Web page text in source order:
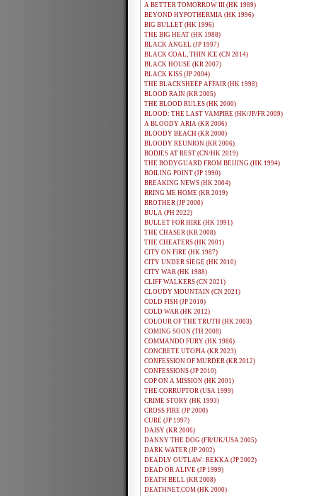
A BETTER TOMORROW III (HK 1989)
BEYOND HYPOTHERMIA (HK 1996)
BIG BULLET (HK 1996)
THE BIG HEAT (HK 1988)
BLACK ANGEL (JP 1997)
BLACK COAL, THIN ICE (CN 2014)
BLACK HOUSE (KR 2007)
BLACK KISS (JP 2004)
THE BLACKSHEEP AFFAIR (HK 1998)
BLOOD RAIN (KR 2005)
THE BLOOD RULES (HK 2000)
BLOOD: THE LAST VAMPIRE (HK/JP/FR 2009)
A BLOODY ARIA (KR 2006)
BLOODY BEACH (KR 2000)
BLOODY REUNION (KR 2006)
BODIES AT REST (CN/HK 2019)
THE BODYGUARD FROM BEIJING (HK 1994)
BOILING POINT (JP 1990)
BREAKING NEWS (HK 2004)
BRING ME HOME (KR 2019)
BROTHER (JP 2000)
BULA (PH 2022)
BULLET FOR HIRE (HK 1991)
THE CHASER (KR 2008)
THE CHEATERS (HK 2001)
CITY ON FIRE (HK 1987)
CITY UNDER SIEGE (HK 2010)
CITY WAR (HK 1988)
CLIFF WALKERS (CN 2021)
CLOUDY MOUNTAIN (CN 2021)
COLD FISH (JP 2010)
COLD WAR (HK 2012)
COLOUR OF THE TRUTH (HK 2003)
COMING SOON (TH 2008)
COMMANDO FURY (HK 1986)
CONCRETE UTOPIA (KR 2023)
CONFESSION OF MURDER (KR 2012)
CONFESSIONS (JP 2010)
COP ON A MISSION (HK 2001)
THE CORRUPTOR (USA 1999)
CRIME STORY (HK 1993)
CROSS FIRE (JP 2000)
CURE (JP 1997)
DAISY (KR 2006)
DANNY THE DOG (FR/UK/USA 2005)
DARK WATER (JP 2002)
DEADLY OUTLAW: REKKA (JP 2002)
DEAD OR ALIVE (JP 1999)
DEATH BELL (KR 2008)
DEATHNET.COM (HK 2000)